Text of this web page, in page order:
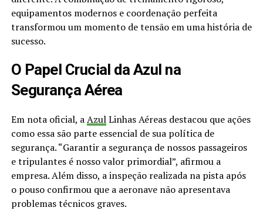
equipamentos modernos e coordenação perfeita
transformou um momento de tensão em uma história de
sucesso.
O Papel Crucial da Azul na
Segurança Aérea
Em nota oficial, aAzulLinhas Aéreas destacou que ações
como essa são parte essencial de sua política de
segurança. “Garantir a segurança de nossos passageiros
e tripulantes é nosso valor primordial”, afirmou a
empresa. Além disso, a inspeção realizada na pista após
o pouso confirmou que a aeronave não apresentava
problemas técnicos graves.